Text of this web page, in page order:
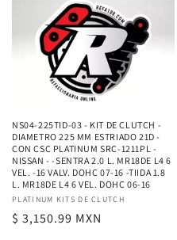
NS04-225TID-03 - KIT DE CLUTCH -
DIAMETRO 225 MM ESTRIADO 21D -
CON CSC PLATINUM SRC-1211PL -
NISSAN - -SENTRA 2.0 L. MR18DE L4 6
VEL. -16 VALV. DOHC 07-16 -TIIDA 1.8
L. MR18DE L4 6 VEL. DOHC 06-16
Proveedor:
PLATINUM KITS DE CLUTCH
Precio
$ 3,150.99 MXN